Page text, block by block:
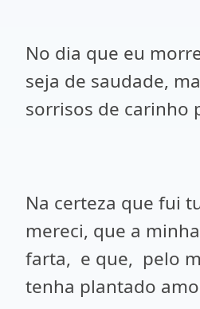
No dia que eu
seja de saudade,
sorrisos de carinho
Na certeza que fui
mereci, que a
farta, e que, pelo
tenha plantado